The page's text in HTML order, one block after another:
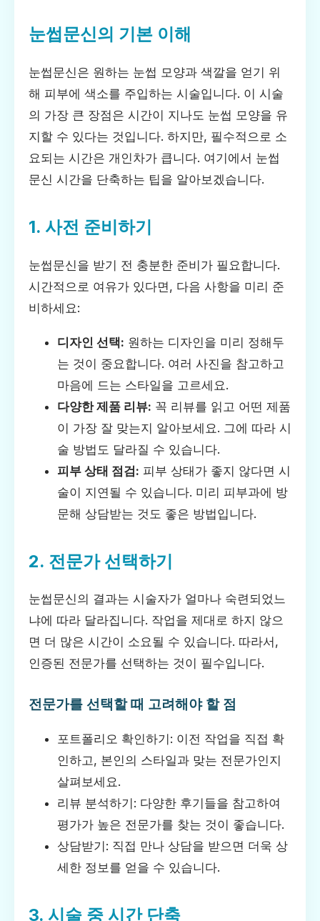
눈썹문신의 기본 이해
눈썹문신은 원하는 눈썹 모양과 색깔을 얻기 위
해 피부에 색소를 주입하는 시술입니다. 이 시술
의 가장 큰 장점은 시간이 지나도 눈썹 모양을 유
지할 수 있다는 것입니다. 하지만, 필수적으로 소
요되는 시간은 개인차가 큽니다. 여기에서 눈썹
문신 시간을 단축하는 팁을 알아보겠습니다.
1. 사전 준비하기
눈썹문신을 받기 전 충분한 준비가 필요합니다.
시간적으로 여유가 있다면, 다음 사항을 미리 준
비하세요:
디자인 선택: 원하는 디자인을 미리 정해두
는 것이 중요합니다. 여러 사진을 참고하고
마음에 드는 스타일을 고르세요.
다양한 제품 리뷰: 꼭 리뷰를 읽고 어떤 제품
이 가장 잘 맞는지 알아보세요. 그에 따라 시
술 방법도 달라질 수 있습니다.
피부 상태 점검: 피부 상태가 좋지 않다면 시
술이 지연될 수 있습니다. 미리 피부과에 방
문해 상담받는 것도 좋은 방법입니다.
2. 전문가 선택하기
눈썹문신의 결과는 시술자가 얼마나 숙련되었느
냐에 따라 달라집니다. 작업을 제대로 하지 않으
면 더 많은 시간이 소요될 수 있습니다. 따라서,
인증된 전문가를 선택하는 것이 필수입니다.
전문가를 선택할 때 고려해야 할 점
포트폴리오 확인하기: 이전 작업을 직접 확
인하고, 본인의 스타일과 맞는 전문가인지
살펴보세요.
리뷰 분석하기: 다양한 후기들을 참고하여
평가가 높은 전문가를 찾는 것이 좋습니다.
상담받기: 직접 만나 상담을 받으면 더욱 상
세한 정보를 얻을 수 있습니다.
3. 시술 중 시간 단축